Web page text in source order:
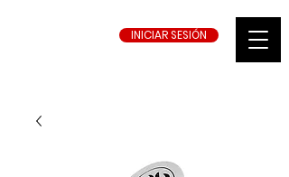
INICIAR SESIÓN